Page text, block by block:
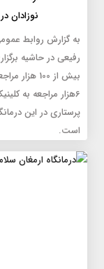
نوزادان
به گزارش روابط
بیش از
پرستاری در این
است.